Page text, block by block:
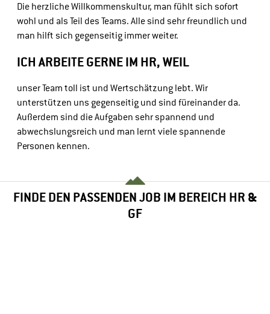
Die herzliche Willkommenskultur, man fühlt sich sofort
wohl und als Teil des Teams. Alle sind sehr freundlich und
man hilft sich gegenseitig immer weiter.
ICH ARBEITE GERNE IM HR, WEIL
unser Team toll ist und Wertschätzung lebt. Wir
unterstützen uns gegenseitig und sind füreinander da.
Außerdem sind die Aufgaben sehr spannend und
abwechslungsreich und man lernt viele spannende
Personen kennen.
FINDE DEN PASSENDEN JOB IM BEREICH HR &
GF